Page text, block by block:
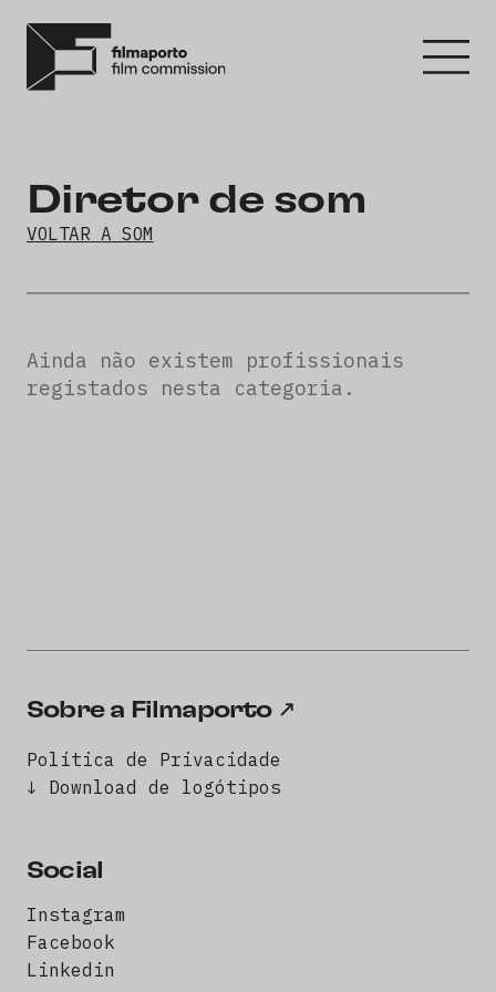
Diretor de som
VOLTAR A SOM
Ainda não existem profissionais
registados nesta categoria.
Sobre a Filmaporto
Política de Privacidade
↓ Download de logótipos
Social
Instagram
Facebook
Linkedin